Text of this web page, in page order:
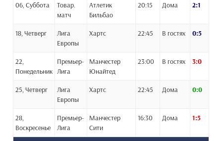
06, Суббота
Товар.
матч
Атлетик
Бильбао
20:15 Дома 2:1
18, Четверг
Лига
Европы
Хартс 22:45 В гостях 0:5
22,
Понедельник
Премьер-
Лига
Манчестер
Юнайтед
23:00 В гостях 3:0
25, Четверг
Лига
Европы
Хартс 22:45 Дома 0:0
28,
Воскресенье
Премьер-
Лига
Манчестер
Сити
16:30 Дома 1:5